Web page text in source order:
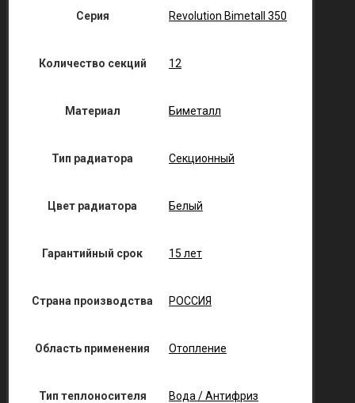
Серия Revolution Bimetall 350
Количество секций 12
Материал Биметалл
Тип радиатора Секционный
Цвет радиатора Белый
Гарантийный срок 15 лет
Страна производства РОССИЯ
Область применения Отопление
Тип теплоносителя Вода / Антифриз